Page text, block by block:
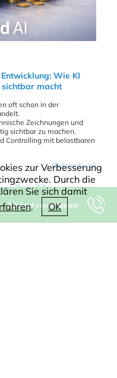
zur Verbesserung
Durch die
Sie sich damit
. OK
Rückruf vereinbaren!
Wie KI
macht
oft schon in der
Zeichnungen und
sichtbar zu machen.
Controlling mit belastbaren
Beitrag lesen
5 >>